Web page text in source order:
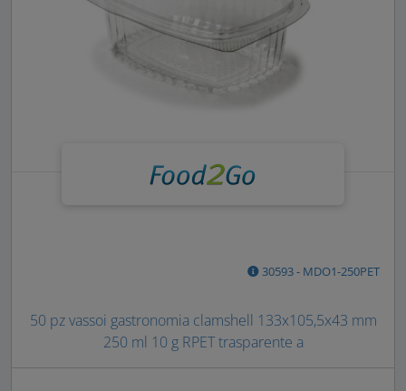
30593 - MDO1-250PET
50 pz vassoi gastronomia clamshell 133x105,5x43 mm
250 ml 10 g RPET trasparente a